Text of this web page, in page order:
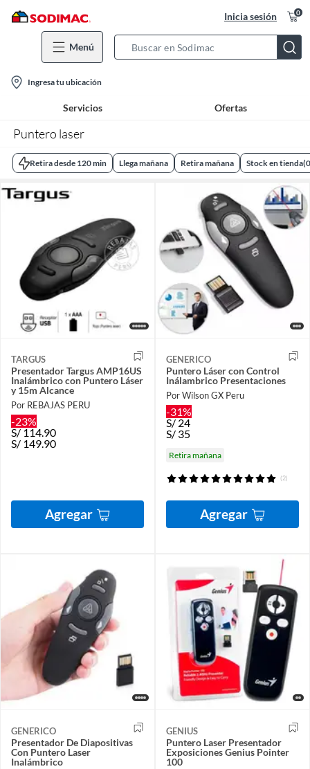
Inicia sesión 0
Menú
Bar
location-
icon
Ingresa tu ubicación
Servicios Ofertas
Puntero laser
Retira desde 120 min Llega mañana Retira mañana Stock en tienda(0
TARGUS
Presentador Targus AMP16US
Inalámbrico con Puntero Láser
y 15m Alcance
Por REBAJAS PERU
-23%
S/ 114.90
S/ 149.90
Agregar
GENERICO
Puntero Láser con Control
Inálambrico Presentaciones
Por Wilson GX Peru
-31%
S/ 24
S/ 35
Retira mañana
(2)
Agregar
GENERICO
Presentador De Diapositivas
Con Puntero Laser
Inalámbrico
GENIUS
Puntero Laser Presentador
Exposiciones Genius Pointer
100